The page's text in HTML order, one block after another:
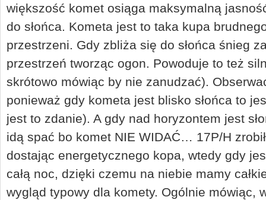
większość komet osiąga maksymalną
do słońca. Kometa jest to taka kupa
przestrzeni. Gdy zbliża się do słońca śnieg
przestrzeń tworząc ogon. Powoduje to też
skrótowo mówiąc by nie zanudzać).
ponieważ gdy kometa jest blisko słońca to
jest to zdanie). A gdy nad horyzontem jest
idą spać bo komet NIE WIDAĆ… 17P/H
dostając energetycznego kopa, wtedy gdy
całą noc, dzięki czemu na niebie mamy
wygląd typowy dla komety. Ogólnie mówiąc,